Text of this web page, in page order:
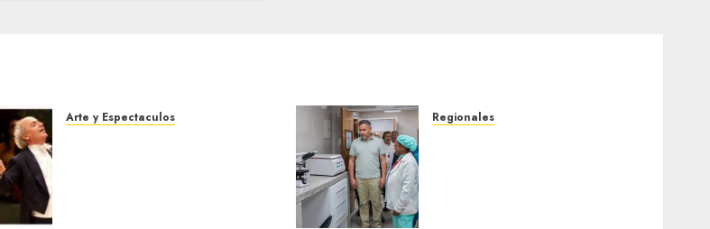
Arte y Espectaculos Regionales